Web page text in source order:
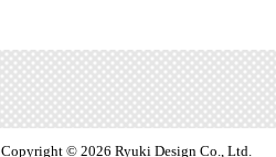
本・雑誌・コミ
Copyright © 2026 Ryuki Design Co., Ltd.